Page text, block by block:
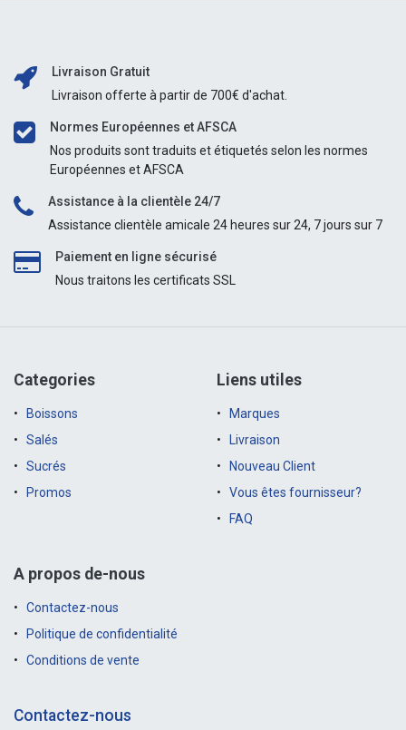
Livraison Gratuit
Livraison offerte à partir de 700€ d'achat.
Normes Européennes et AFSCA
Nos produits sont traduits et étiquetés selon les normes
Européennes et AFSCA
Assistance à la clientèle 24/7
Assistance clientèle amicale 24 heures sur 24, 7 jours sur 7
Paiement en ligne sécurisé
Nous traitons les certificats SSL
Categories
Boissons
Salés
Sucrés
Promos
Liens utiles
Marques
Livraison
Nouveau Client
Vous êtes fournisseur?
FAQ
A propos de-nous
Contactez-nous
Politique de confidentialité
Conditions de vente
Contactez-nous